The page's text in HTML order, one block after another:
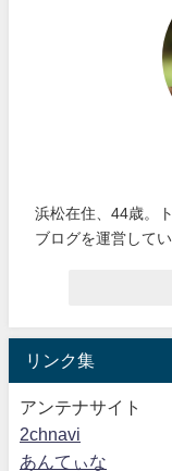
浜松在住、44歳。
ブログを運営してい
リンク集
アンテナサイト
2chnavi
あんてぃな